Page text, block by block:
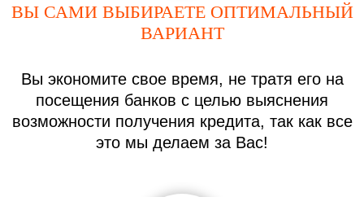
ВЫ САМИ ВЫБИРАЕТЕ ОПТИМАЛЬНЫЙ
ВАРИАНТ
Вы экономите свое время, не тратя его на
посещения банков с целью выяснения
возможности получения кредита, так как все
это мы делаем за Вас!